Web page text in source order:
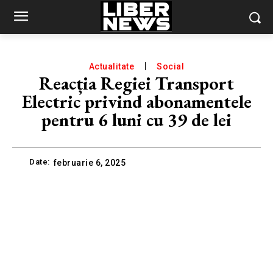
Actualitate Social
Reacția Regiei Transport
Electric privind abonamentele
pentru 6 luni cu 39 de lei
Date: februarie 6, 2025